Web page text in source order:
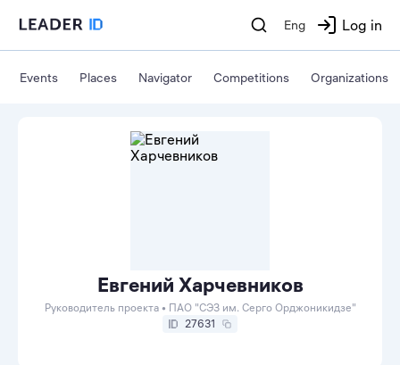
Eng Log in
Events Places Navigator Competitions Organizations
Евгений Харчевников
Руководитель проекта • ПАО "СЭЗ им. Серго Орджоникидзе"
27631